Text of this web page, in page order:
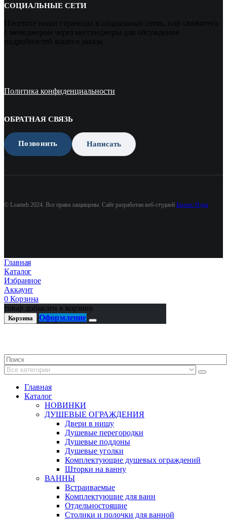
СОЦИАЛЬНЫЕ СЕТИ
Посетите наши страницы в социальных сетях, или свяжитесь
с менеджером через мессенджеры для обсуждения
подробностей вашего заказа
Политика конфиденциальности
ОБРАТНАЯ СВЯЗЬ
Позвонить Написать
© Lsanteh 2024. Все права защищены. Сайт разработан веб-студией Бизнес Идея
Главная
Каталог
Избранное
Аккаунт
0 Корзина
товар добавлен в корзину.
Корзина Оформление
Главная
Каталог
НОВИНКИ
ДУШЕВЫЕ ОГРАЖДЕНИЯ
Двери в нишу
Душевые перегородки
Душевые поддоны
Душевые уголки
Комплектующие душевых ограждений
Шторки на ванну
ВАННЫ
Встраиваемые
Комплектующие для ванн
Отдельностоящие
Столики и полочки для ванной